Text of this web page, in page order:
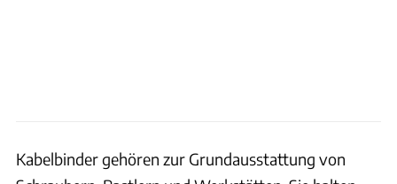
Kabelbinder gehören zur Grundausstattung von